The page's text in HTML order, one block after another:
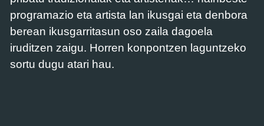
programazio eta artista lan ikusgai eta denbora
berean ikusgarritasun oso zaila dagoela
iruditzen zaigu. Horren konpontzen laguntzeko
sortu dugu atari hau.